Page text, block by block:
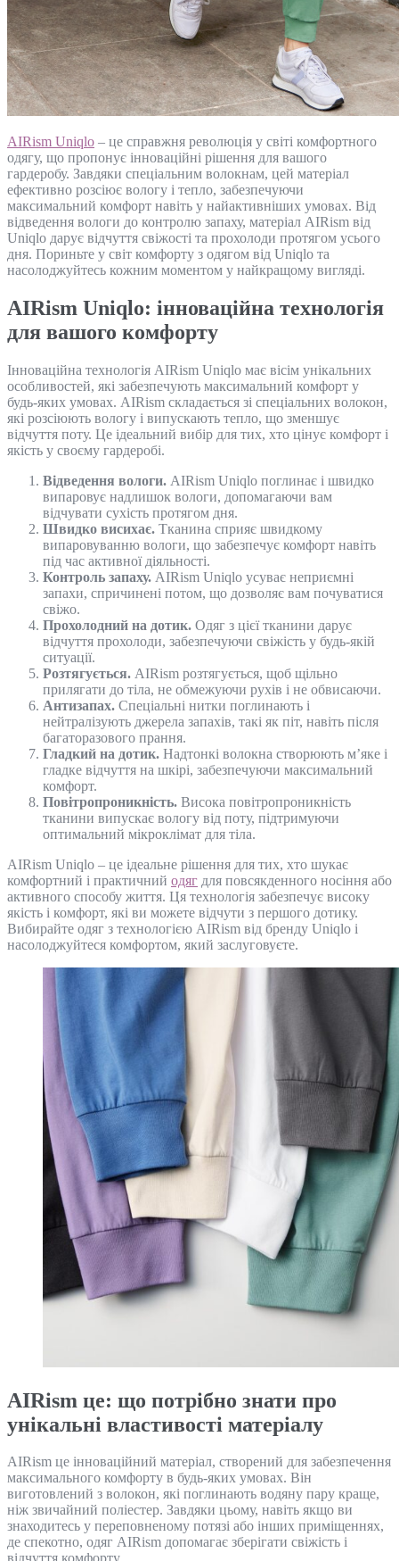
AIRism Uniqlo – це справжня революція у світі комфортного
одягу, що пропонує інноваційні рішення для вашого
гардеробу. Завдяки спеціальним волокнам, цей матеріал
ефективно розсіює вологу і тепло, забезпечуючи
максимальний комфорт навіть у найактивніших умовах. Від
відведення вологи до контролю запаху, матеріал AIRism від
Uniqlo дарує відчуття свіжості та прохолоди протягом усього
дня. Пориньте у світ комфорту з одягом від Uniqlo та
насолоджуйтесь кожним моментом у найкращому вигляді.
AIRism Uniqlo: інноваційна технологія
для вашого комфорту
Інноваційна технологія AIRism Uniqlo має вісім унікальних
особливостей, які забезпечують максимальний комфорт у
будь-яких умовах. AIRism складається зі спеціальних волокон,
які розсіюють вологу і випускають тепло, що зменшує
відчуття поту. Це ідеальний вибір для тих, хто цінує комфорт і
якість у своєму гардеробі.
Відведення вологи. AIRism Uniqlo поглинає і швидко
випаровує надлишок вологи, допомагаючи вам
відчувати сухість протягом дня.
Швидко висихає. Тканина сприяє швидкому
випаровуванню вологи, що забезпечує комфорт навіть
під час активної діяльності.
Контроль запаху. AIRism Uniqlo усуває неприємні
запахи, спричинені потом, що дозволяє вам почуватися
свіжо.
Прохолодний на дотик. Одяг з цієї тканини дарує
відчуття прохолоди, забезпечуючи свіжість у будь-якій
ситуації.
Розтягується. AIRism розтягується, щоб щільно
прилягати до тіла, не обмежуючи рухів і не обвисаючи.
Антизапах. Спеціальні нитки поглинають і
нейтралізують джерела запахів, такі як піт, навіть після
багаторазового прання.
Гладкий на дотик. Надтонкі волокна створюють м’яке і
гладке відчуття на шкірі, забезпечуючи максимальний
комфорт.
Повітропроникність. Висока повітропроникність
тканини випускає вологу від поту, підтримуючи
оптимальний мікроклімат для тіла.
AIRism Uniqlo – це ідеальне рішення для тих, хто шукає
комфортний і практичний одяг для повсякденного носіння або
активного способу життя. Ця технологія забезпечує високу
якість і комфорт, які ви можете відчути з першого дотику.
Вибирайте одяг з технологією AIRism від бренду Uniqlo і
насолоджуйтеся комфортом, який заслуговуєте.
AIRism це: що потрібно знати про
унікальні властивості матеріалу
AIRism це інноваційний матеріал, створений для забезпечення
максимального комфорту в будь-яких умовах. Він
виготовлений з волокон, які поглинають водяну пару краще,
ніж звичайний поліестер. Завдяки цьому, навіть якщо ви
знаходитесь у переповненому потязі або інших приміщеннях,
де спекотно, одяг AIRism допомагає зберігати свіжість і